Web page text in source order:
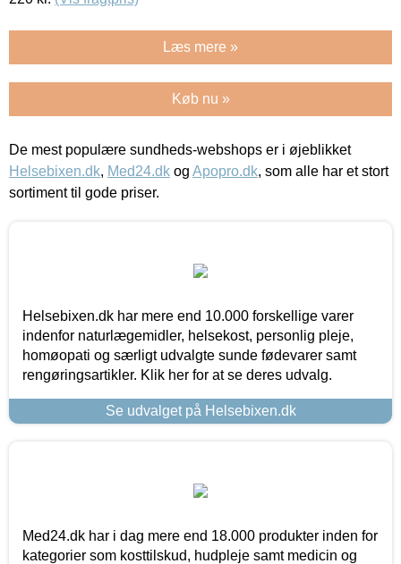
Læs mere »
Køb nu »
De mest populære sundheds-webshops er i øjeblikket
Helsebixen.dk, Med24.dk og Apopro.dk, som alle har et stort
sortiment til gode priser.
Helsebixen.dk har mere end 10.000 forskellige varer
indenfor naturlægemidler, helsekost, personlig pleje,
homøopati og særligt udvalgte sunde fødevarer samt
rengøringsartikler. Klik her for at se deres udvalg.
Se udvalget på Helsebixen.dk
Med24.dk har i dag mere end 18.000 produkter inden for
kategorier som kosttilskud, hudpleje samt medicin og